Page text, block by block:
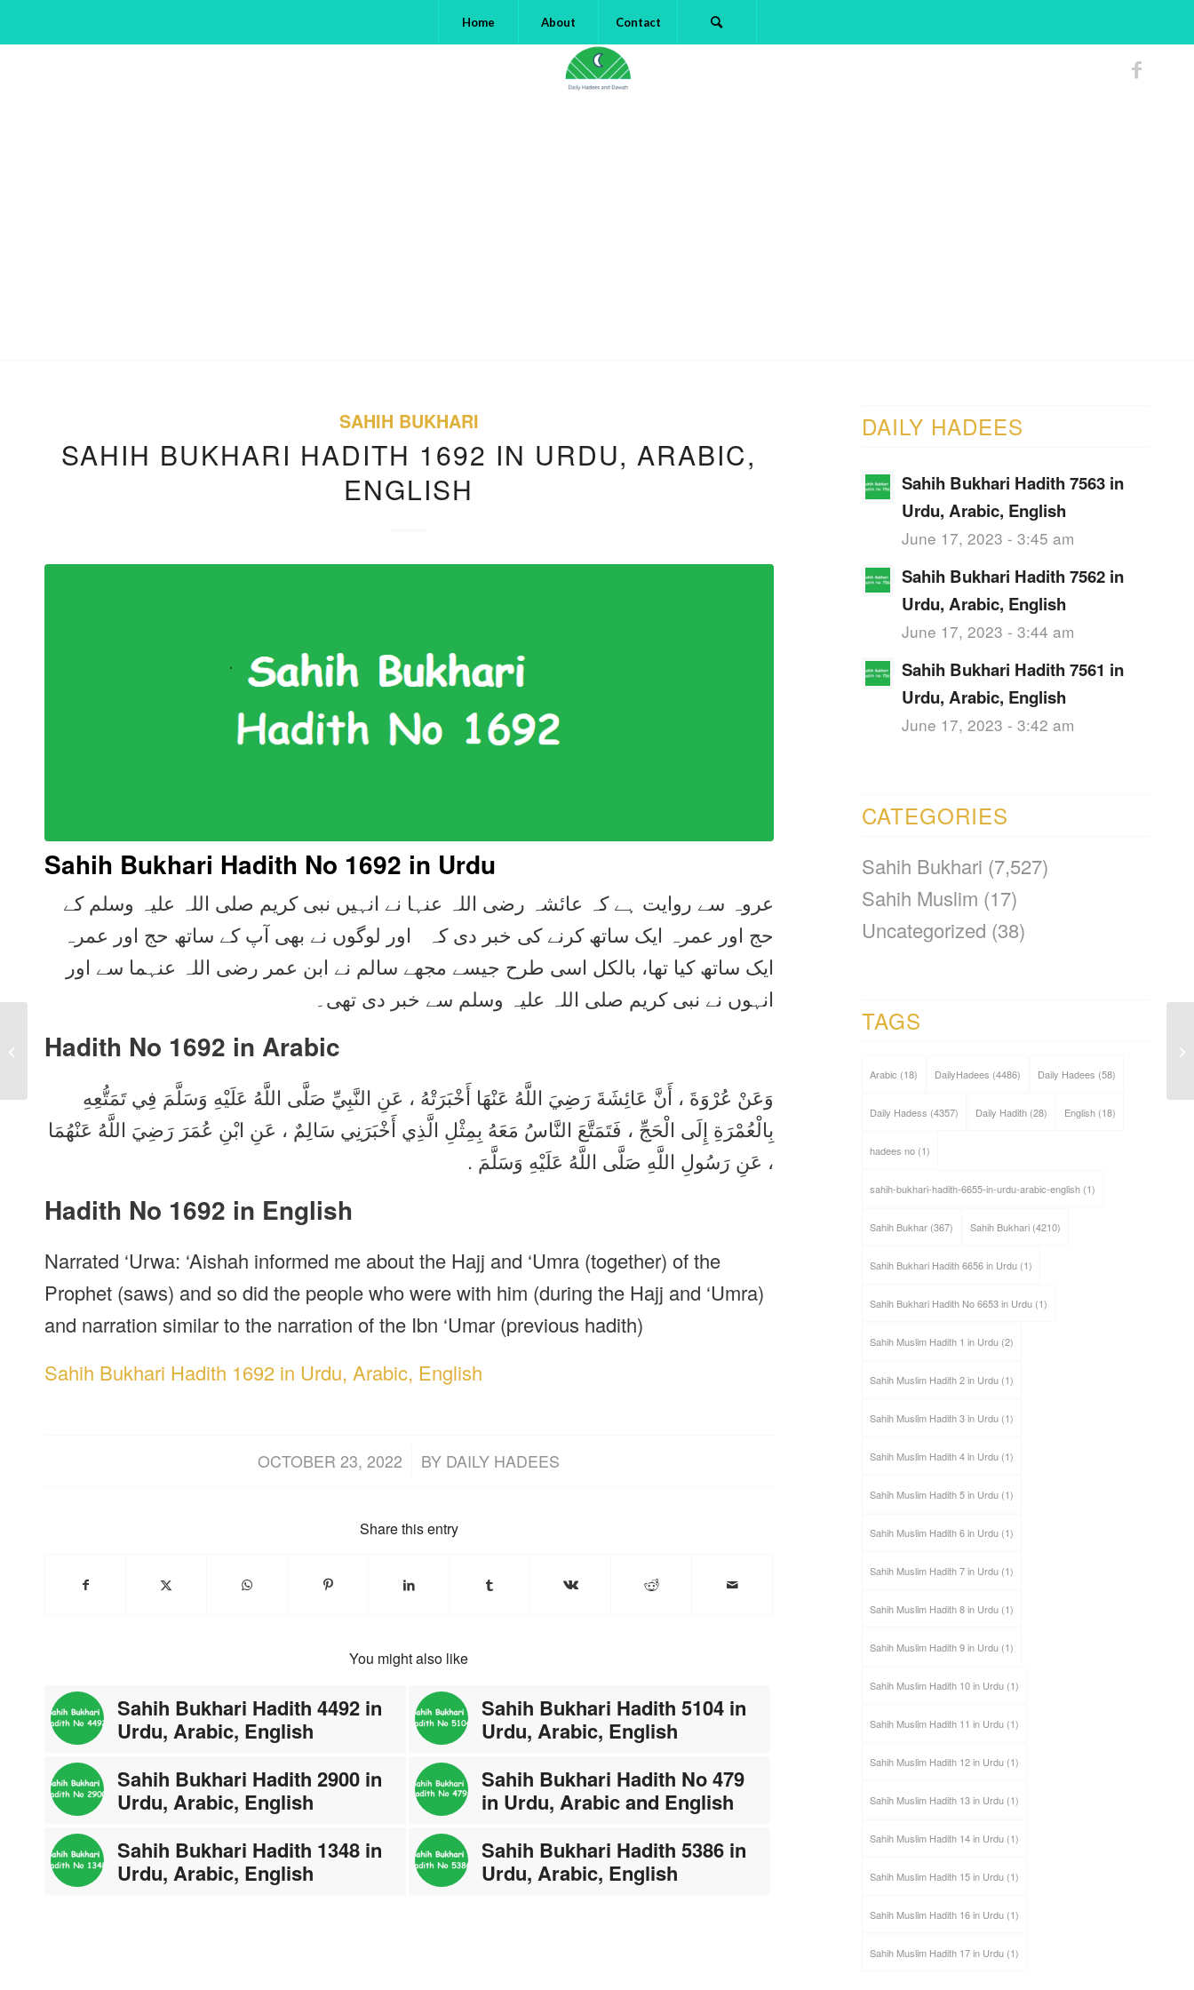
Home About Contact
SAHIH BUKHARI
SAHIH BUKHARI HADITH 1692 IN URDU, ARABIC,
ENGLISH
Sahih Bukhari Hadith No 1692 in Urdu
عروہ سے روایت ہے کہ عائشہ رضی اللہ عنہا نے انہیں نبی کریم صلی اللہ علیہ وسلم کے
حج اور عمرہ ایک ساتھ کرنے کی خبر دی کہ اور لوگوں نے بھی آپ کے ساتھ حج اور عمرہ
ایک ساتھ کیا تھا، بالکل اسی طرح جیسے مجھے سالم نے ابن عمر رضی اللہ عنہما سے اور
انہوں نے نبی کریم صلی اللہ علیہ وسلم سے خبر دی تھی۔
Hadith No 1692 in Arabic
وَعَنْ عُرْوَةَ ، أَنَّ عَائِشَةَ رَضِيَ اللَّهُ عَنْهَا أَخْبَرَتْهُ ، عَنِ النَّبِيِّ صَلَّى اللَّهُ عَلَيْهِ وَسَلَّمَ فِي تَمَتُّعِهِ
بِالْعُمْرَةِ إِلَى الْحَجِّ ، فَتَمَتَّعَ النَّاسُ مَعَهُ بِمِثْلِ الَّذِي أَخْبَرَنِي سَالِمٌ ، عَنِ ابْنِ عُمَرَ رَضِيَ اللَّهُ عَنْهُمَا
، عَنِ رَسُولِ اللَّهِ صَلَّى اللَّهُ عَلَيْهِ وَسَلَّمَ .
Hadith No 1692 in English
Narrated ‘Urwa: ‘Aishah informed me about the Hajj and ‘Umra (together) of the
Prophet (saws) and so did the people who were with him (during the Hajj and ‘Umra)
and narration similar to the narration of the Ibn ‘Umar (previous hadith)
Sahih Bukhari Hadith 1692 in Urdu, Arabic, English
OCTOBER 23, 2022
/ BY DAILY HADEES
Share this entry
You might also like
Sahih Bukhari Hadith 4492 in
Urdu, Arabic, English
Sahih Bukhari Hadith 5104 in
Urdu, Arabic, English
Sahih Bukhari Hadith 2900 in
Urdu, Arabic, English
Sahih Bukhari Hadith No 479
in Urdu, Arabic and English
Sahih Bukhari Hadith 1348 in
Urdu, Arabic, English
Sahih Bukhari Hadith 5386 in
Urdu, Arabic, English
DAILY HADEES
Sahih Bukhari Hadith 7563 in
Urdu, Arabic, English
June 17, 2023 - 3:45 am
Sahih Bukhari Hadith 7562 in
Urdu, Arabic, English
June 17, 2023 - 3:44 am
Sahih Bukhari Hadith 7561 in
Urdu, Arabic, English
June 17, 2023 - 3:42 am
CATEGORIES
Sahih Bukhari (7,527)
Sahih Muslim (17)
Uncategorized (38)
TAGS
Arabic (18) DailyHadees (4486) Daily Hadees (58)
Daily Hadess (4357) Daily Hadith(28) English(18)
hadees no(1)
sahih-bukhari-hadith-6655-in-urdu-arabic-english(1)
Sahih Bukhar(367) Sahih Bukhari(4210)
Sahih Bukhari Hadith 6656 in Urdu(1)
Sahih Bukhari Hadith No 6653 in Urdu(1)
Sahih Muslim Hadith 1 in Urdu(2)
Sahih Muslim Hadith 2 in Urdu(1)
Sahih Muslim Hadith 3 in Urdu(1)
Sahih Muslim Hadith 4 in Urdu(1)
Sahih Muslim Hadith 5 in Urdu(1)
Sahih Muslim Hadith 6 in Urdu(1)
Sahih Muslim Hadith 7 in Urdu(1)
Sahih Muslim Hadith 8 in Urdu(1)
Sahih Muslim Hadith 9 in Urdu(1)
Sahih Muslim Hadith 10 in Urdu(1)
Sahih Muslim Hadith 11 in Urdu(1)
Sahih Muslim Hadith 12 in Urdu(1)
Sahih Muslim Hadith 13 in Urdu(1)
Sahih Muslim Hadith 14 in Urdu(1)
Sahih Muslim Hadith 15 in Urdu(1)
Sahih Muslim Hadith 16 in Urdu(1)
Sahih Muslim Hadith 17 in Urdu(1)
1691 in Urdu, Arabic,